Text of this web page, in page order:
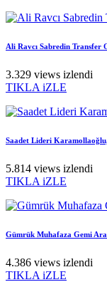
Ali Ravcı Sabredin Transfer
3.329 views izlendi
TIKLA iZLE
Saadet Lideri
5.814 views izlendi
TIKLA iZLE
Gümrük Muhafaza Gemi
4.386 views izlendi
TIKLA iZLE